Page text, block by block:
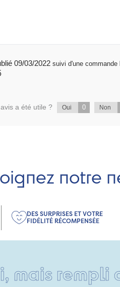
publié 09/03/2022suivi d'une commande
a été utile ? Oui 0 Non
notre
DES SURPRISES ET VOTRE
FIDÉLITÉ RÉCOMPENSÉE